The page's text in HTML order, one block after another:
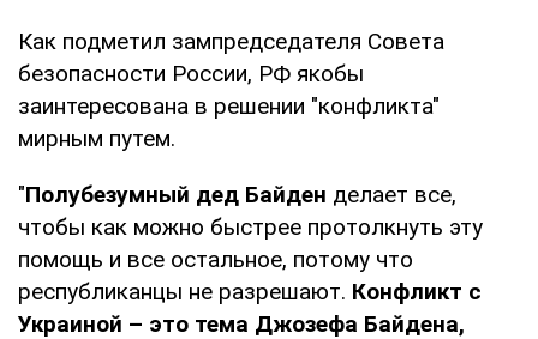
Как подметил зампредседателя Совета
безопасности России, РФ якобы
заинтересована в решении "конфликта"
мирным путем.
"Полубезумный дед Байден делает все,
чтобы как можно быстрее протолкнуть эту
помощь и все остальное, потому что
республиканцы не разрешают. Конфликт с
Украиной – это тема Джозефа Байдена,